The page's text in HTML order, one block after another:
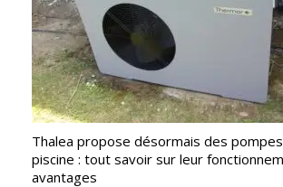
Thalea propose désormais des
piscine : tout savoir sur leur
avantages